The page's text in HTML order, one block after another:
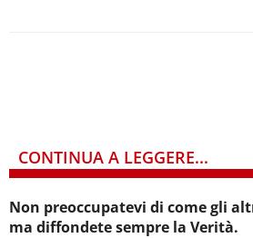
CONTINUA A LEGGERE...
Non preoccupatevi di come gli
ma diffondete sempre la Verità.